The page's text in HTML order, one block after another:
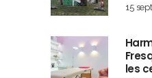
15
les